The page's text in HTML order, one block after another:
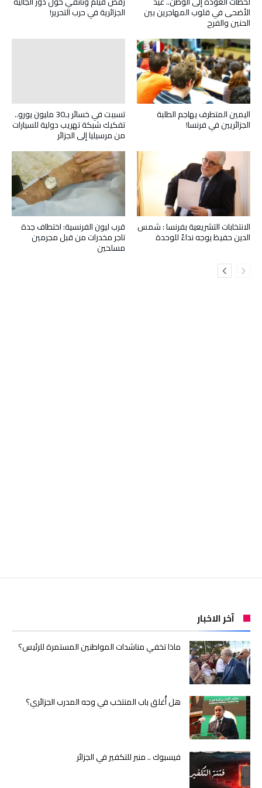
الجزائرية في حرب التحرير! الأضحى في قلوب المهاجرين بين
الحنين والفرح
تسببت في خسائر بـ30 مليون يورو..
تفكيك شبكة تهريب دولية للسيارات
من مرسيليا إلى الجزائر
اليمين المتطرف يهاجم الطلبة
الجزائريين في فرنسا!
قرب ليون الفرنسية: اختطاف جدة
تاجر مخدرات من قبل مجرمين
مسلحين
الانتخابات التشريعية بفرنسا : شمس
الدين حفيظ يوجه نداءً للوحدة
آخر الاخبار
ماذا تخفي مناشدات المواطنين المستمرة للرئيس؟
هل أُغلق باب المنتخب في وجه المدرب الجزائري؟
فيسبوك .. منبر للتكفير في الجزائر